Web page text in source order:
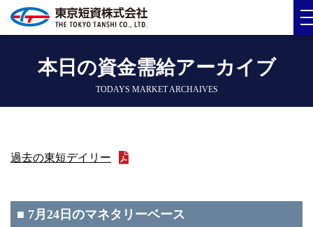
本日の資金需給アーカイブ
TODAYS MARKET ARCHAIVES
過去の東短デイリー
■ 7月24日のマネタリーベース